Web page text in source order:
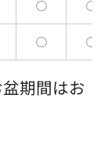
◯ ◯
◯ ◯
期間はお